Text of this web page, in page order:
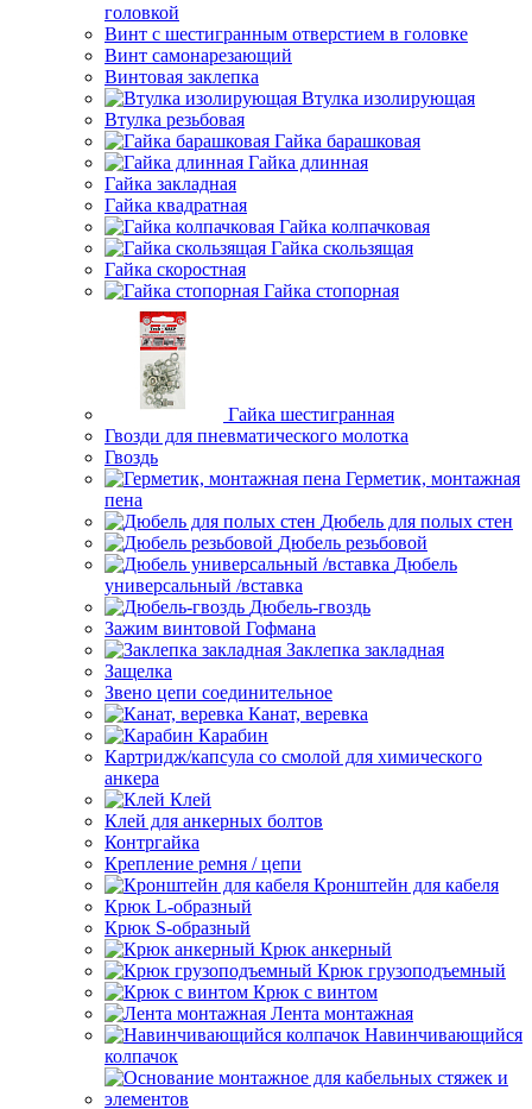
головкой
Винт с шестигранным отверстием в головке
Винт самонарезающий
Винтовая заклепка
Втулка изолирующая
Втулка резьбовая
Гайка барашковая
Гайка длинная
Гайка закладная
Гайка квадратная
Гайка колпачковая
Гайка скользящая
Гайка скоростная
Гайка стопорная
Гайка шестигранная
Гвозди для пневматического молотка
Гвоздь
Герметик, монтажная
пена
Дюбель для полых стен
Дюбель резьбовой
Дюбель
универсальный /вставка
Дюбель-гвоздь
Зажим винтовой Гофмана
Заклепка закладная
Защелка
Звено цепи соединительное
Канат, веревка
Карабин
Картридж/капсула со смолой для химического
анкера
Клей
Клей для анкерных болтов
Контргайка
Крепление ремня / цепи
Кронштейн для кабеля
Крюк L-образный
Крюк S-образный
Крюк анкерный
Крюк грузоподъемный
Крюк с винтом
Лента монтажная
Навинчивающийся
колпачок